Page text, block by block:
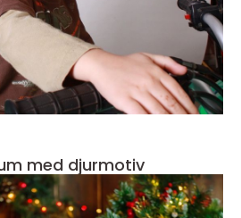
med djurmotiv